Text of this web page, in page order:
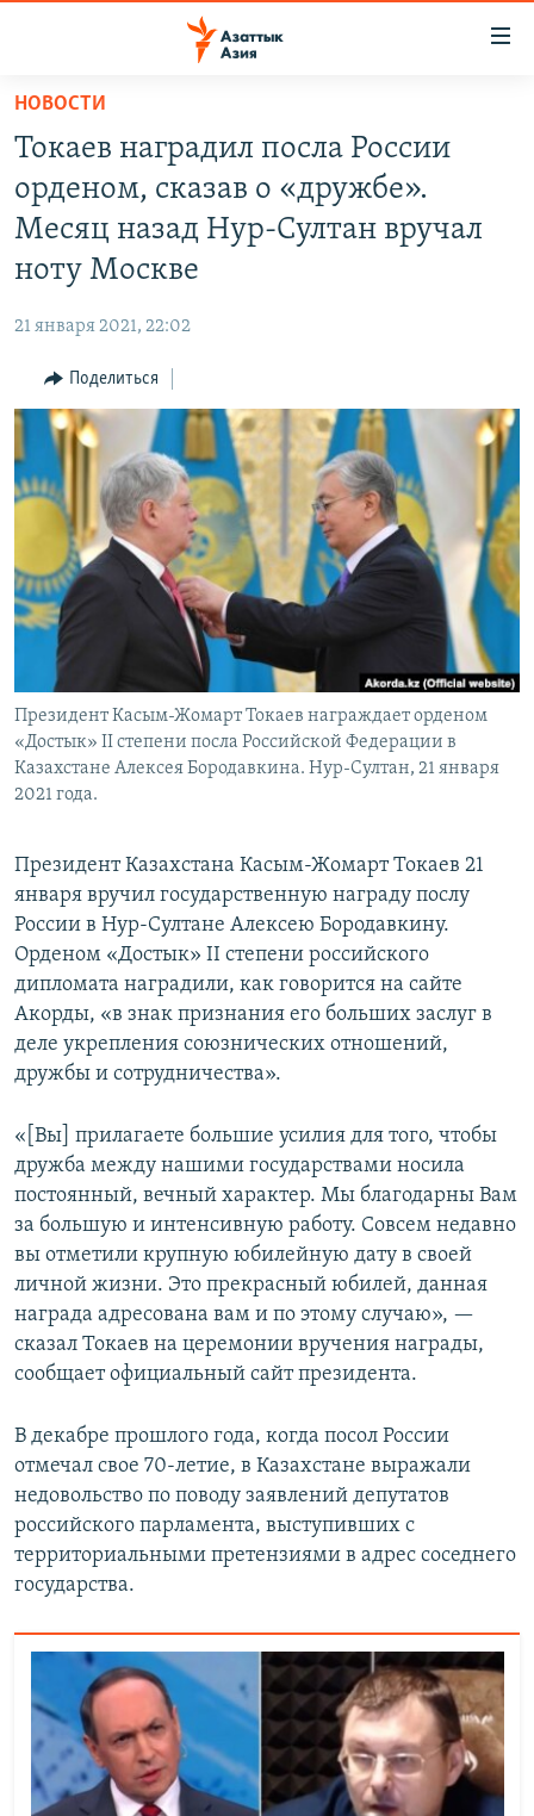
Вернуться
основному
содержанию
Вернутся
главной
Вернутся
поиску
УЗБЕКИСТАН
ВОЙНА В УКРАИНЕ
НА ДРУГИХ ЯЗЫКАХ
КЫРГЫЗЧА
ЎЗБЕКЧА
ТОҶИКӢ
TÜRKMENÇE
ПОДПИШИТЕСЬ НА НАС В СОЦСЕТЯХ
Все сайты РСЕ/РС
НОВОСТИ
Токаев наградил посла России
орденом, сказав о «дружбе».
Месяц назад Нур-Султан вручал
ноту Москве
21 января 2021, 22:02
Поделиться
Президент Касым-Жомарт Токаев награждает орденом
«Достык» II степени посла Российской Федерации в
Казахстане Алексея Бородавкина. Нур-Султан, 21 января
2021 года.
Президент Казахстана Касым-Жомарт Токаев 21
января вручил государственную награду послу
России в Нур-Султане Алексею Бородавкину.
Орденом «Достык» II степени российского
дипломата наградили, как говорится на сайте
Акорды, «в знак признания его больших заслуг в
деле укрепления союзнических отношений,
дружбы и сотрудничества».
«[Вы] прилагаете большие усилия для того, чтобы
дружба между нашими государствами носила
постоянный, вечный характер. Мы благодарны Вам
за большую и интенсивную работу. Совсем недавно
вы отметили крупную юбилейную дату в своей
личной жизни. Это прекрасный юбилей, данная
награда адресована вам и по этому случаю», —
сказал Токаев на церемонии вручения награды,
сообщает официальный сайт президента.
В декабре прошлого года, когда посол России
отмечал свое 70-летие, в Казахстане выражали
недовольство по поводу заявлений депутатов
российского парламента, выступивших с
территориальными претензиями в адрес соседнего
государства.